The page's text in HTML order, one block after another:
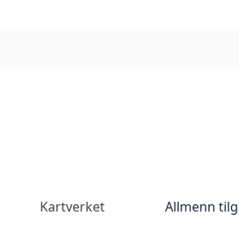
Kartverket Allmenn